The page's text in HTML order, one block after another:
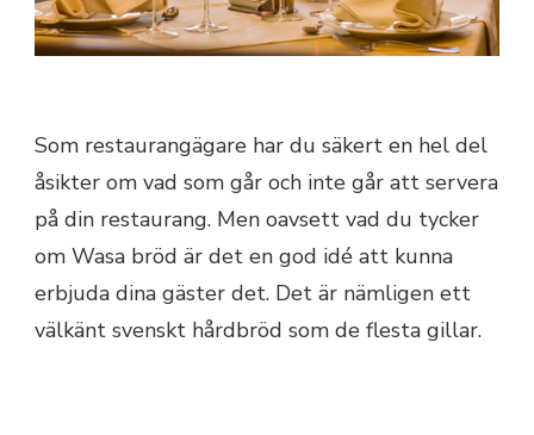
Som restaurangägare har du säkert en hel del
åsikter om vad som går och inte går att servera
på din restaurang. Men oavsett vad du tycker
om Wasa bröd är det en god idé att kunna
erbjuda dina gäster det. Det är nämligen ett
välkänt svenskt hårdbröd som de flesta gillar.